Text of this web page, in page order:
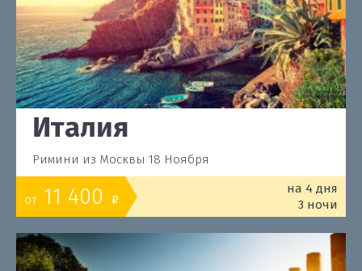
Италия
Римини из Москвы 18 Ноября
от 11 400 o
на 4 дня
3 ночи